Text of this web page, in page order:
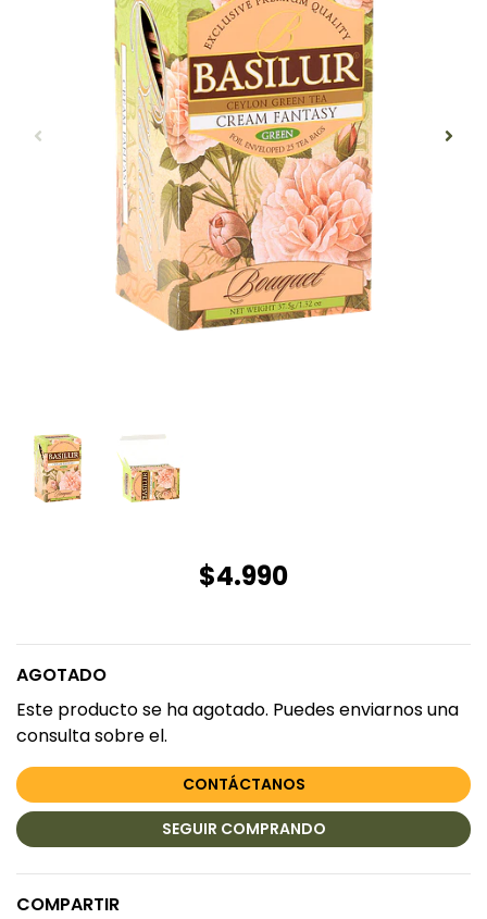
$4.990
AGOTADO
Este producto se ha agotado. Puedes enviarnos una
consulta sobre el.
CONTÁCTANOS
SEGUIR COMPRANDO
COMPARTIR